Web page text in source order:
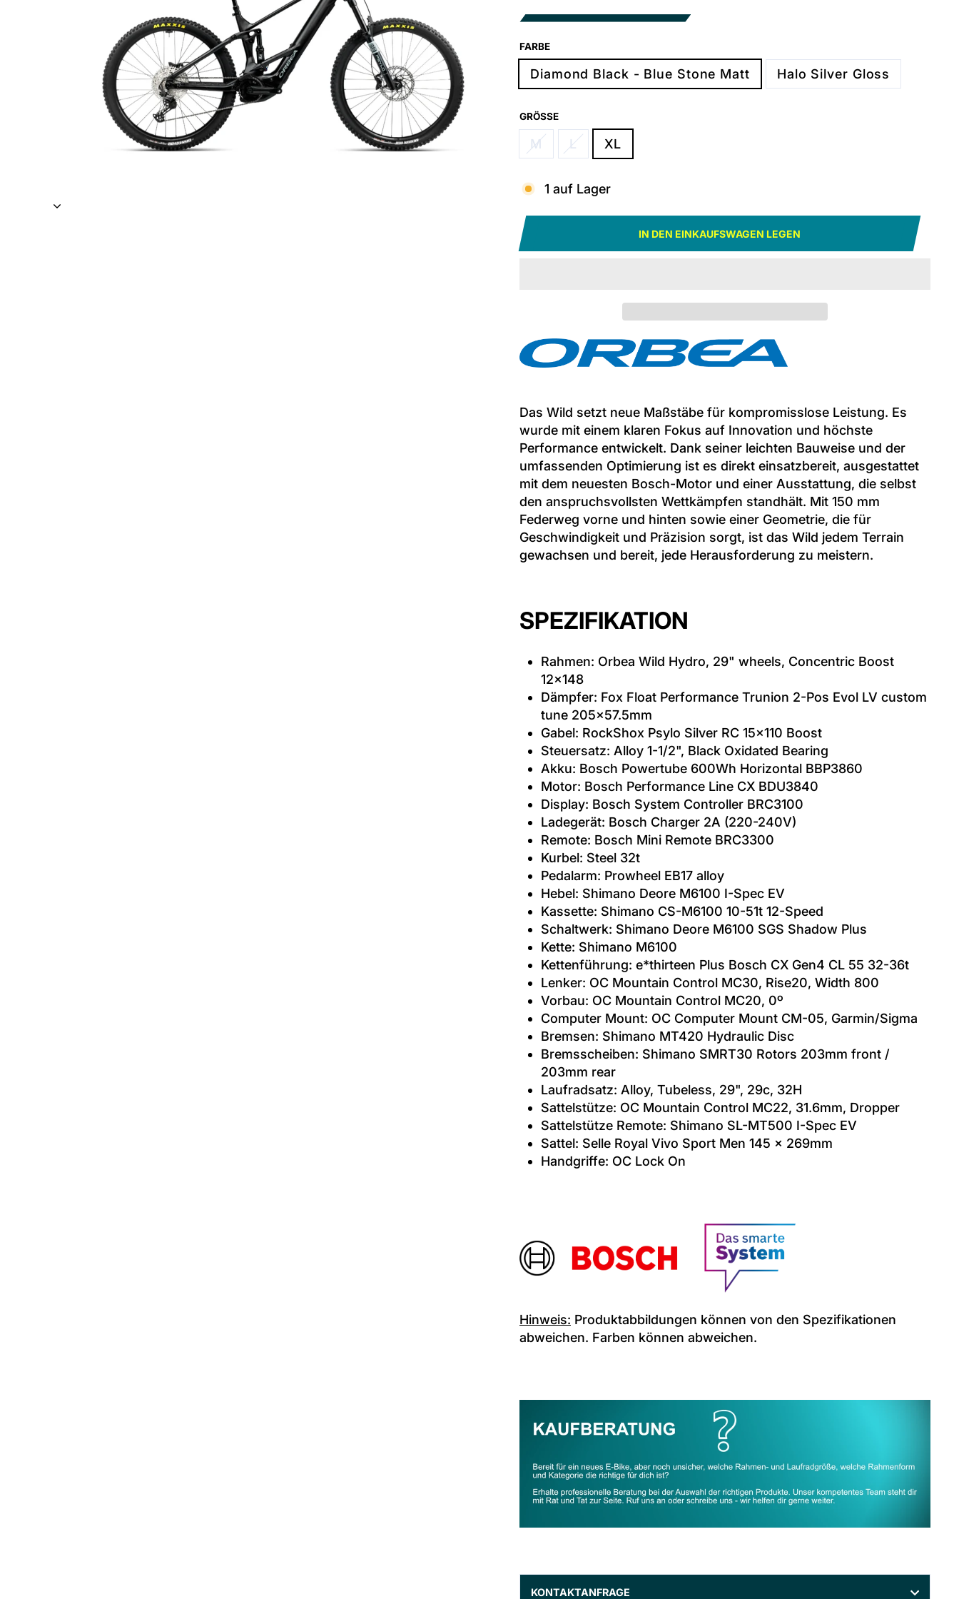
FARBE
Diamond Black - Blue Stone Matt Halo Silver Gloss
GRÖSSE
M L XL
1 auf Lager
IN DEN EINKAUFSWAGEN LEGEN
Das Wild setzt neue Maßstäbe für kompromisslose Leistung. Es
wurde mit einem klaren Fokus auf Innovation und höchste
Performance entwickelt. Dank seiner leichten Bauweise und der
umfassenden Optimierung ist es direkt einsatzbereit, ausgestattet
mit dem neuesten Bosch-Motor und einer Ausstattung, die selbst
den anspruchsvollsten Wettkämpfen standhält. Mit 150 mm
Federweg vorne und hinten sowie einer Geometrie, die für
Geschwindigkeit und Präzision sorgt, ist das Wild jedem Terrain
gewachsen und bereit, jede Herausforderung zu meistern.
SPEZIFIKATION
Rahmen: Orbea Wild Hydro, 29" wheels, Concentric Boost
12x148
Dämpfer: Fox Float Performance Trunion 2-Pos Evol LV custom
tune 205x57.5mm
Gabel: RockShox Psylo Silver RC 15x110 Boost
Steuersatz: Alloy 1-1/2", Black Oxidated Bearing
Akku: Bosch Powertube 600Wh Horizontal BBP3860
Motor: Bosch Performance Line CX BDU3840
Display: Bosch System Controller BRC3100
Ladegerät: Bosch Charger 2A (220-240V)
Remote: Bosch Mini Remote BRC3300
Kurbel: Steel 32t
Pedalarm: Prowheel EB17 alloy
Hebel: Shimano Deore M6100 I-Spec EV
Kassette: Shimano CS-M6100 10-51t 12-Speed
Schaltwerk: Shimano Deore M6100 SGS Shadow Plus
Kette: Shimano M6100
Kettenführung: e*thirteen Plus Bosch CX Gen4 CL 55 32-36t
Lenker: OC Mountain Control MC30, Rise20, Width 800
Vorbau: OC Mountain Control MC20, 0º
Computer Mount: OC Computer Mount CM-05, Garmin/Sigma
Bremsen: Shimano MT420 Hydraulic Disc
Bremsscheiben: Shimano SMRT30 Rotors 203mm front /
203mm rear
Laufradsatz: Alloy, Tubeless, 29", 29c, 32H
Sattelstütze: OC Mountain Control MC22, 31.6mm, Dropper
Sattelstütze Remote: Shimano SL-MT500 I-Spec EV
Sattel: Selle Royal Vivo Sport Men 145 x 269mm
Handgriffe: OC Lock On
Hinweis: Produktabbildungen können von den Spezifikationen
abweichen. Farben können abweichen.
KONTAKTANFRAGE